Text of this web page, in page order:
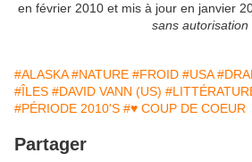
en février 2010 et mis à jour en janvier
sans autorisation
#ALASKA #NATURE #FROID #USA
#ÎLES #DAVID VANN (US)
#PÉRIODE 2010'S #♥ COUP DE COEUR
Partager